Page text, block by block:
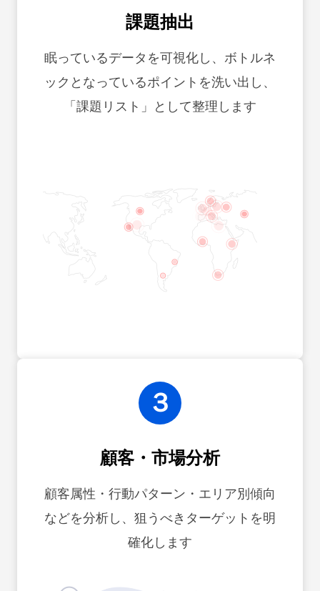
課題抽出
眠っているデータを可視化し、ボトルネ
ックとなっているポイントを洗い出し、
「課題リスト」として整理します
３
顧客・市場分析
顧客属性・行動パターン・エリア別傾向
などを分析し、狙うべきターゲットを明
確化します